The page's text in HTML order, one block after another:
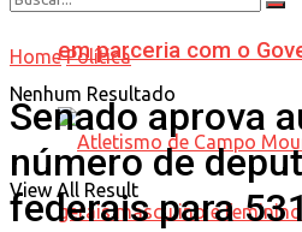
em parceria com o
Nenhum Resultado
View All Result
Home Política
Senado aprova
número de
federais para